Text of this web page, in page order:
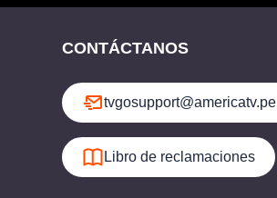
CONTÁCTANOS
tvgosupport@americatv.pe
Libro de reclamaciones